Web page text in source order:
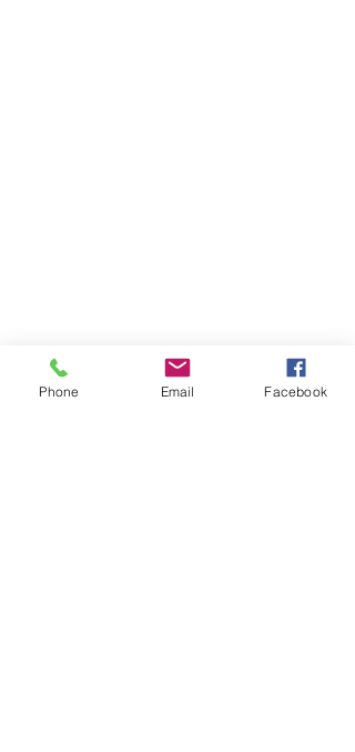
Phone Email Facebook